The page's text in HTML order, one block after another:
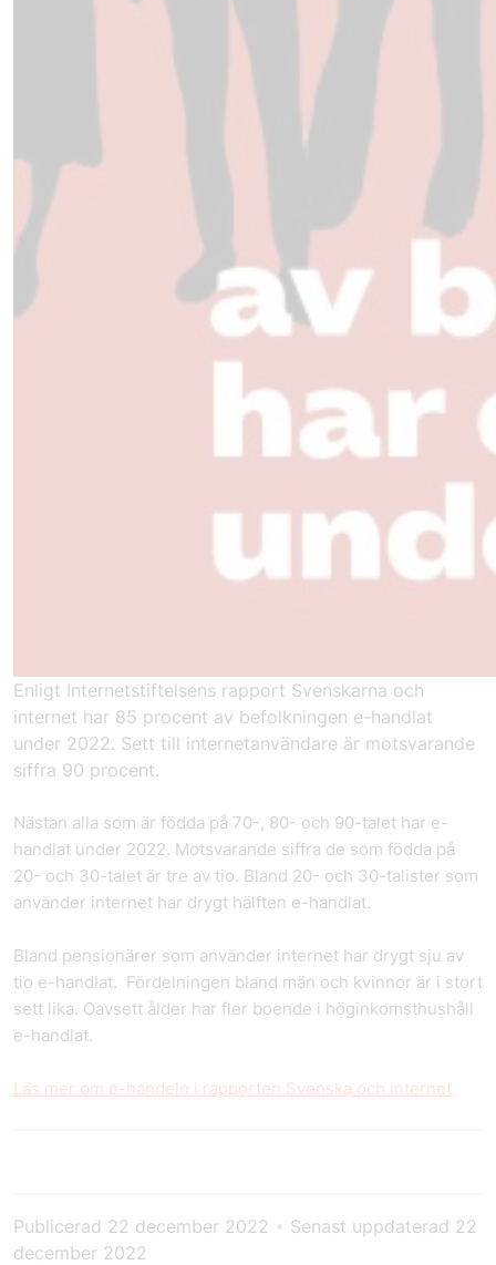
Enligt Internetstiftelsens rapport Svenskarna och
internet har 85 procent av befolkningen e-handlat
under 2022. Sett till internetanvändare är motsvarande
siffra 90 procent.
Nästan alla som är födda på 70-, 80- och 90-talet har e-
handlat under 2022. Motsvarande siffra de som födda på
20- och 30-talet är tre av tio. Bland 20- och 30-talister som
använder internet har drygt hälften e-handlat.
Bland pensionärer som använder internet har drygt sju av
tio e-handlat. Fördelningen bland män och kvinnor är i stort
sett lika. Oavsett ålder har fler boende i höginkomsthushåll
e-handlat.
Läs mer om e-handeln i rapporten Svenska och internet.
Publicerad 22 december 2022 • Senast uppdaterad 22
december 2022